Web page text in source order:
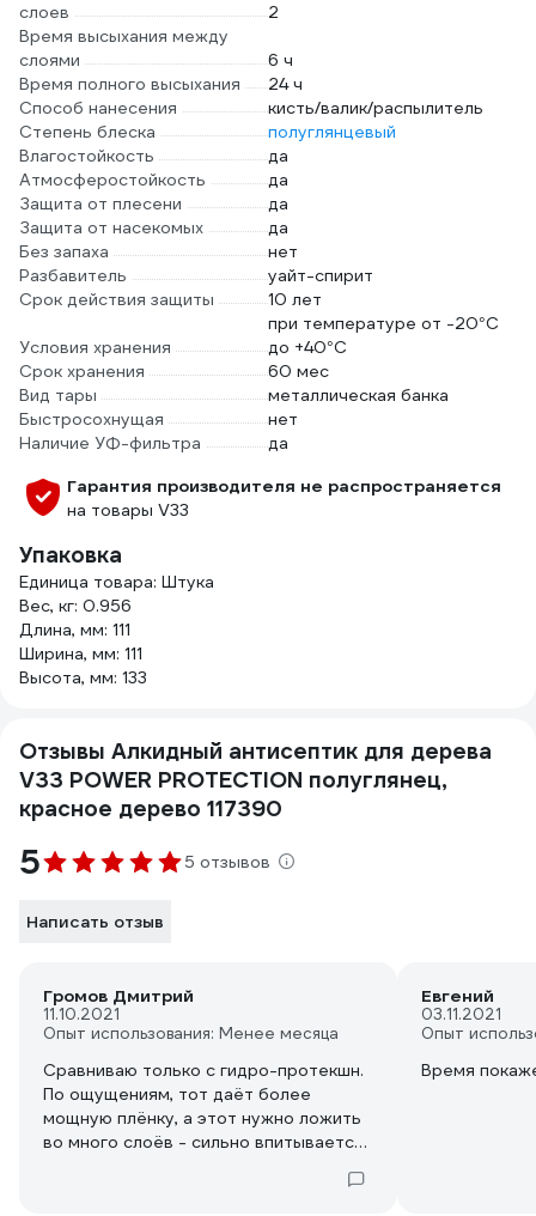
слоев
2
Время высыхания между
слоями
6 ч
Время полного высыхания
24 ч
Способ нанесения
кисть/валик/распылитель
Степень блеска
полуглянцевый
Влагостойкость
да
Атмосферостойкость
да
Защита от плесени
да
Защита от насекомых
да
Без запаха
нет
Разбавитель
уайт-спирит
Срок действия защиты
10 лет
Условия хранения
при температуре от -20°С
до +40°С
Срок хранения
60 мес
Вид тары
металлическая банка
Быстросохнущая
нет
Наличие УФ-фильтра
да
Гарантия производителя не распространяется
на товары V33
Упаковка
Единица товара: Штука
Вес, кг: 0.956
Длина, мм: 111
Ширина, мм: 111
Высота, мм: 133
Отзывы Алкидный антисептик для дерева
V33 POWER PROTECTION полуглянец,
красное дерево 117390
5 5 отзывов
Написать отзыв
Громов Дмитрий
11.10.2021
Опыт использования: Менее месяца
Сравниваю только с гидро-протекшн.
По ощущениям, тот даёт более
мощную плёнку, а этот нужно ложить
во много слоёв - сильно впитывается
Евгений
03.11.2021
Опыт
Время